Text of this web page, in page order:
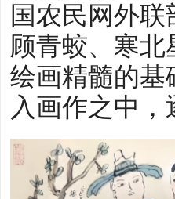
国农民网外
顾青蛟、寒
绘画精髓的基
入画作之中